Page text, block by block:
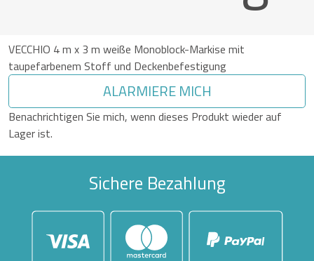
VECCHIO 4 m x 3 m weiße Monoblock-Markise mit
taupefarbenem Stoff und Deckenbefestigung
ALARMIERE MICH
Benachrichtigen Sie mich, wenn dieses Produkt wieder auf
Lager ist.
Sichere Bezahlung